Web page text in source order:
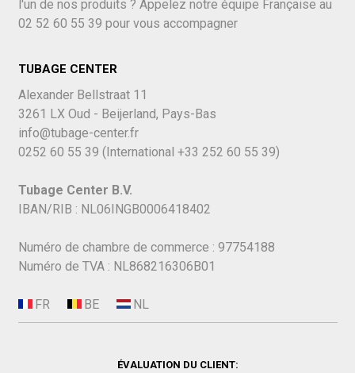
l'un de nos produits ? Appelez notre équipe Française au
02 52 60 55 39 pour vous accompagner
TUBAGE CENTER
Alexander Bellstraat 11
3261 LX Oud - Beijerland, Pays-Bas
info@tubage-center.fr
0252 60 55 39 (International +33 252 60 55 39)
Tubage Center B.V.
IBAN/RIB : NL06INGB0006418402
Numéro de chambre de commerce : 97754188
Numéro de TVA : NL868216306B01
ÉVALUATION DU CLIENT: